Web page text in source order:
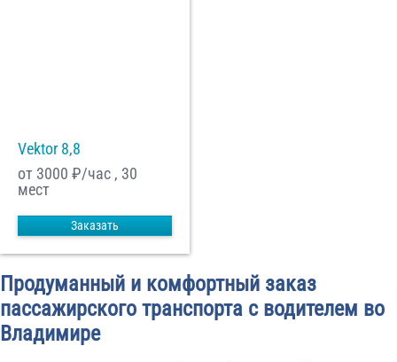
Vektor 8,8
от 3000 ₽/час , 30
мест
Заказать
Продуманный и комфортный заказ
пассажирского транспорта с водителем во
Владимире